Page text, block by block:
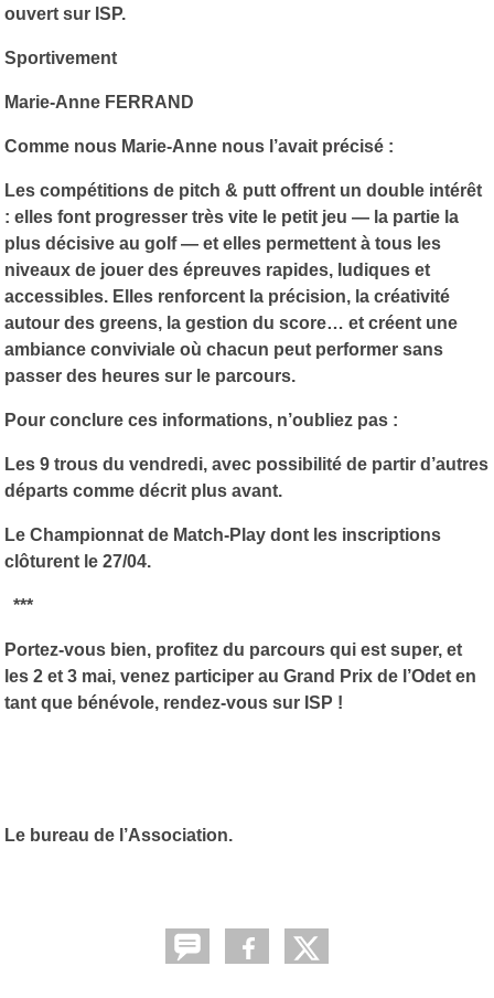
ouvert sur ISP.
Sportivement
Marie-Anne FERRAND
Comme nous Marie-Anne nous l’avait précisé :
Les compétitions de pitch & putt offrent un double intérêt
: elles font progresser très vite le petit jeu — la partie la
plus décisive au golf — et elles permettent à tous les
niveaux de jouer des épreuves rapides, ludiques et
accessibles. Elles renforcent la précision, la créativité
autour des greens, la gestion du score… et créent une
ambiance conviviale où chacun peut performer sans
passer des heures sur le parcours.
Pour conclure ces informations, n’oubliez pas :
Les 9 trous du vendredi, avec possibilité de partir d’autres
départs comme décrit plus avant.
Le Championnat de Match-Play dont les inscriptions
clôturent le 27/04.
***
Portez-vous bien, profitez du parcours qui est super, et
les 2 et 3 mai, venez participer au Grand Prix de l’Odet en
tant que bénévole, rendez-vous sur ISP !
Le bureau de l’Association.